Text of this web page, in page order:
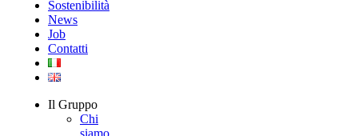
Sostenibilità
News
Job
Contatti
Il Gruppo
Chi
siamo